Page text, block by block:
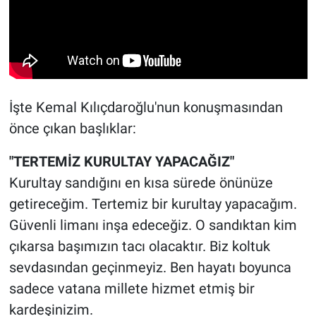
İşte Kemal Kılıçdaroğlu'nun konuşmasından
önce çıkan başlıklar:
"TERTEMİZ KURULTAY YAPACAĞIZ"
Kurultay sandığını en kısa sürede önünüze
getireceğim. Tertemiz bir kurultay yapacağım.
Güvenli limanı inşa edeceğiz. O sandıktan kim
çıkarsa başımızın tacı olacaktır. Biz koltuk
sevdasından geçinmeyiz. Ben hayatı boyunca
sadece vatana millete hizmet etmiş bir
kardeşinizim.